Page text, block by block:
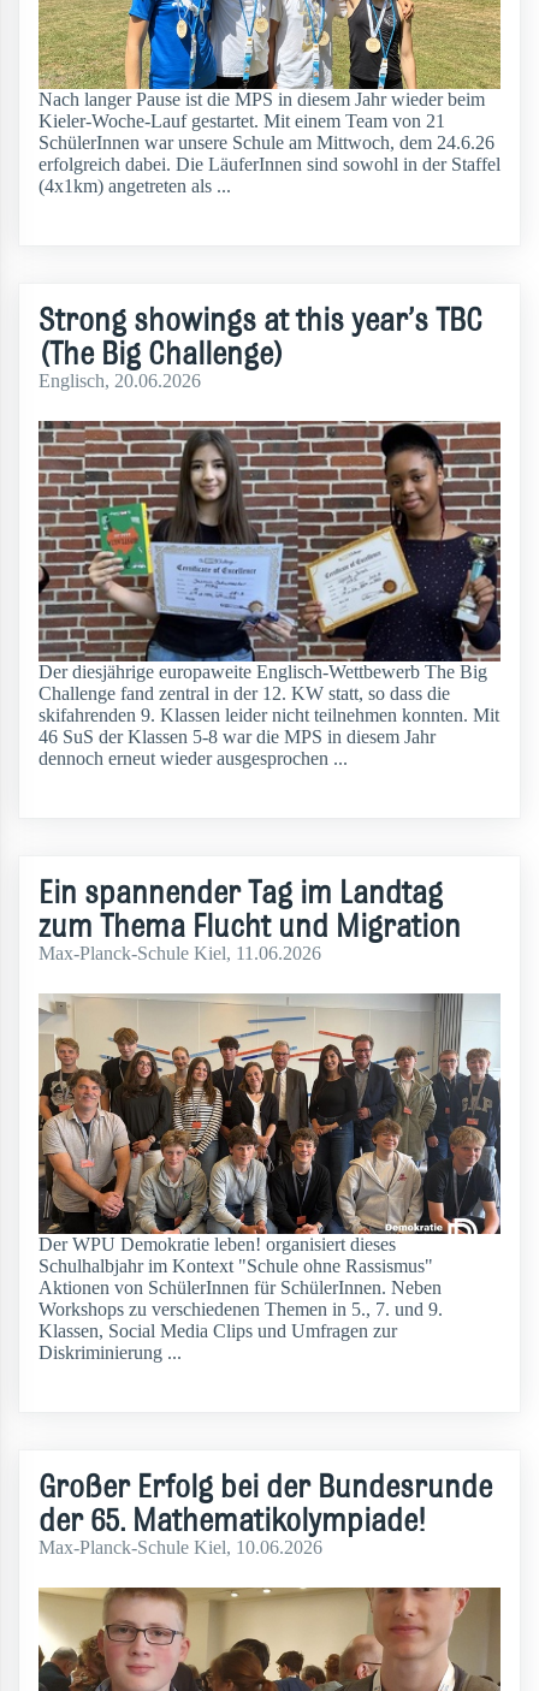
Nach langer Pause ist die MPS in diesem Jahr wieder beim
Kieler-Woche-Lauf gestartet. Mit einem Team von 21
SchülerInnen war unsere Schule am Mittwoch, dem 24.6.26
erfolgreich dabei. Die LäuferInnen sind sowohl in der Staffel
(4x1km) angetreten als ...
Strong showings at this year’s TBC
(The Big Challenge)
Englisch, 20.06.2026
Der diesjährige europaweite Englisch-Wettbewerb The Big
Challenge fand zentral in der 12. KW statt, so dass die
skifahrenden 9. Klassen leider nicht teilnehmen konnten. Mit
46 SuS der Klassen 5-8 war die MPS in diesem Jahr
dennoch erneut wieder ausgesprochen ...
Ein spannender Tag im Landtag
zum Thema Flucht und Migration
Max-Planck-Schule Kiel, 11.06.2026
Der WPU Demokratie leben! organisiert dieses
Schulhalbjahr im Kontext "Schule ohne Rassismus"
Aktionen von SchülerInnen für SchülerInnen. Neben
Workshops zu verschiedenen Themen in 5., 7. und 9.
Klassen, Social Media Clips und Umfragen zur
Diskriminierung ...
Großer Erfolg bei der Bundesrunde
der 65. Mathematikolympiade!
Max-Planck-Schule Kiel, 10.06.2026